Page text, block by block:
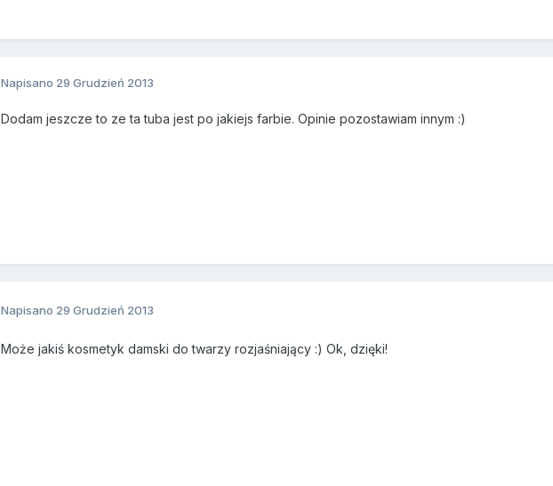
Napisano 29 Grudzień 2013
Dodam jeszcze to ze ta tuba jest po jakiejs farbie. Opinie pozostawiam innym :)
Napisano 29 Grudzień 2013
Może jakiś kosmetyk damski do twarzy rozjaśniający :) Ok, dzięki!